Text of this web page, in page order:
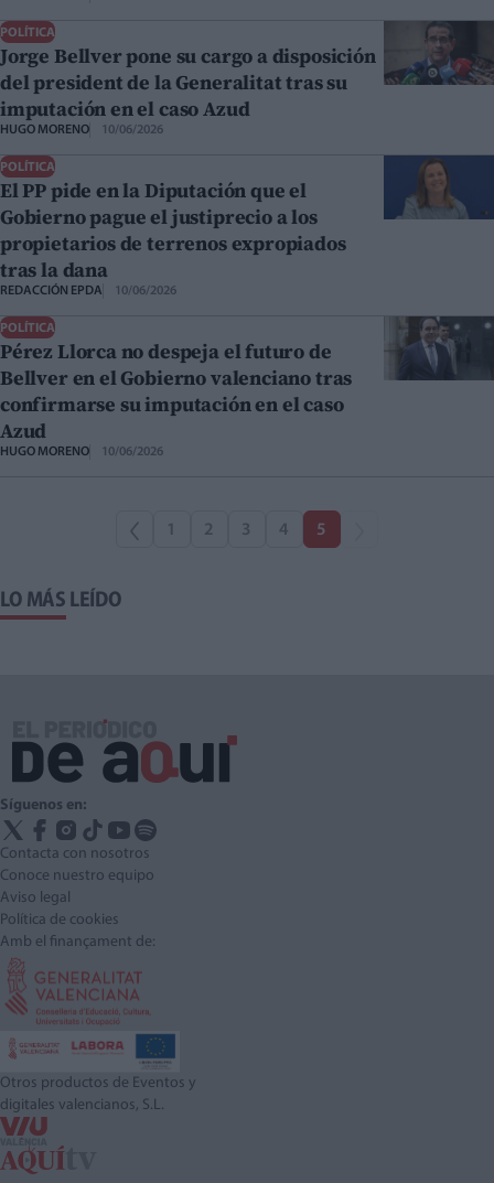
POLÍTICA
Jorge Bellver pone su cargo a disposición
del president de la Generalitat tras su
imputación en el caso Azud
HUGO MORENO 10/06/2026
POLÍTICA
El PP pide en la Diputación que el
Gobierno pague el justiprecio a los
propietarios de terrenos expropiados
tras la dana
REDACCIÓN EPDA 10/06/2026
POLÍTICA
Pérez Llorca no despeja el futuro de
Bellver en el Gobierno valenciano tras
confirmarse su imputación en el caso
Azud
HUGO MORENO 10/06/2026
1 2 3 4 5
LO MÁS LEÍDO
Síguenos en:
Contacta con nosotros
Conoce nuestro equipo
Aviso legal
Política de cookies
Amb el finançament de:
Otros productos de Eventos y
digitales valencianos, S.L.